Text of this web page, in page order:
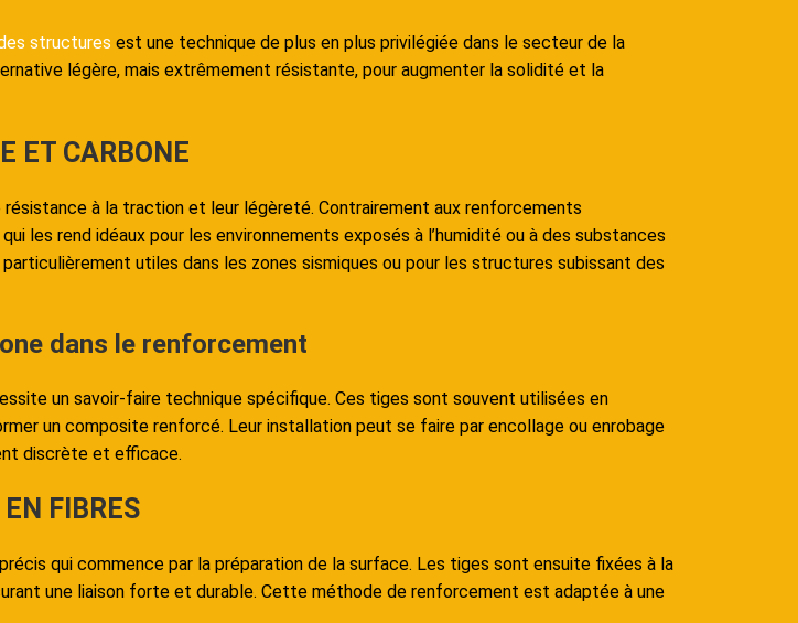
structures est une technique de plus en plus privilégiée dans le secteur de la
légère, mais extrêmement résistante, pour augmenter la solidité et la
ET CARBONE
à la traction et leur légèreté. Contrairement aux renforcements
les rend idéaux pour les environnements exposés à l’humidité ou à des substances
utiles dans les zones sismiques ou pour les structures subissant des
dans le renforcement
un savoir-faire technique spécifique. Ces tiges sont souvent utilisées en
un composite renforcé. Leur installation peut se faire par encollage ou enrobage
discrète et efficace.
FIBRES
qui commence par la préparation de la surface. Les tiges sont ensuite fixées à la
une liaison forte et durable. Cette méthode de renforcement est adaptée à une